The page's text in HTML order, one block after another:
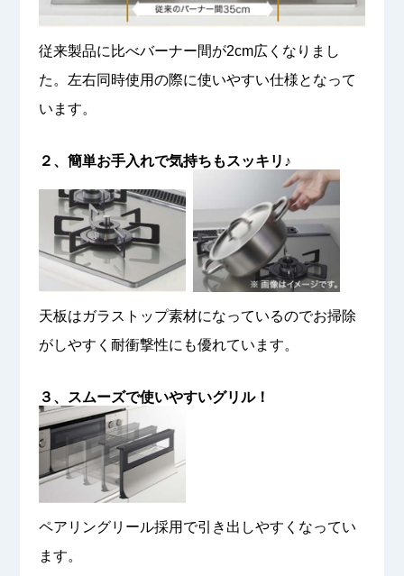
従来製品に比べバーナー間が2cm広くなりまし
た。左右同時使用の際に使いやすい仕様となって
います。
２、簡単お手入れで気持ちもスッキリ♪
天板はガラストップ素材になっているのでお掃除
がしやすく耐衝撃性にも優れています。
３、スムーズで使いやすいグリル！
ペアリングリール採用で引き出しやすくなってい
ます。